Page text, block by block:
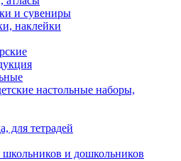
и сувениры
наклейки
настольные наборы,
для тетрадей
и дошкольников